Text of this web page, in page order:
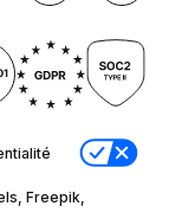
Freepik,